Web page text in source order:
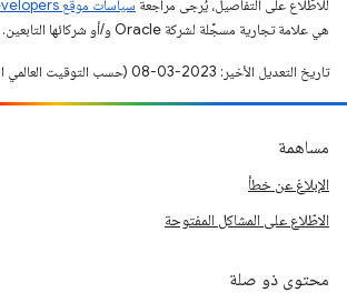
للاطّلاع على التفاصيل، يُرجى مراجعة سياسات موقع Google Developers‏
هي علامة تجارية مسجَّلة لشركة Oracle و/أو شركائها التابعين.
تاريخ التعديل الأخير: 2023-03-08 (حسب التوقيت العالمي المتفَّق عليه)
مساهمة
الإبلاغ عن خطأ
الاطّلاع على المشاكل المفتوحة
محتوى ذو صلة